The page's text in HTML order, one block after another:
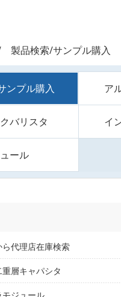
製品検索/サンプル購入
ンプル購入 ア
バリスタ イ
ール
ら代理店在庫検索
重層キャパシタ